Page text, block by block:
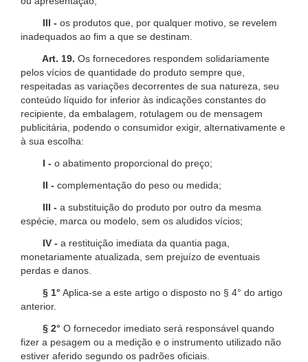
III - os produtos que, por qualquer motivo, se revelem
inadequados ao fim a que se destinam.
Art. 19. Os fornecedores respondem solidariamente
pelos vícios de quantidade do produto sempre que,
respeitadas as variações decorrentes de sua natureza, seu
conteúdo líquido for inferior às indicações constantes do
recipiente, da embalagem, rotulagem ou de mensagem
publicitária, podendo o consumidor exigir, alternativamente e
à sua escolha:
I - o abatimento proporcional do preço;
II - complementação do peso ou medida;
III - a substituição do produto por outro da mesma
espécie, marca ou modelo, sem os aludidos vícios;
IV - a restituição imediata da quantia paga,
monetariamente atualizada, sem prejuízo de eventuais
perdas e danos.
§ 1° Aplica-se a este artigo o disposto no § 4° do artigo
anterior.
§ 2° O fornecedor imediato será responsável quando
fizer a pesagem ou a medição e o instrumento utilizado não
estiver aferido segundo os padrões oficiais.